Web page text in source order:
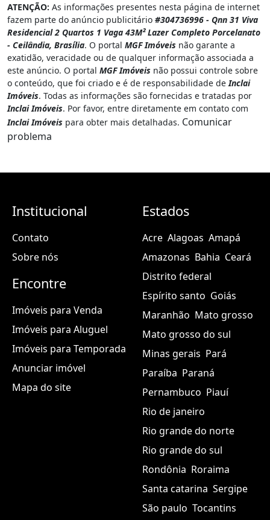
ATENÇÃO: As informações presentes nesta página de internet
fazem parte do anúncio publicitário #304736996 - Qnn 31 Viva
Residencial 2 Quartos 1 Vaga 43M² Lazer Completo Porcelanato
- Ceilândia, Brasília. O portal MGF Imóveis não garante a
exatidão, veracidade ou de qualquer informação associada a
este anúncio. O portal MGF Imóveis não possui controle sobre
o conteúdo, que foi criado e é de responsabilidade de Inclai
Imóveis. Todas as informações são fornecidas e tratadas por
Inclai Imóveis. Por favor, entre diretamente em contato com
Inclai Imóveis para obter mais detalhadas. Comunicar
problema
Institucional
Contato
Sobre nós
Encontre
Imóveis para Venda
Imóveis para Aluguel
Imóveis para Temporada
Anunciar imóvel
Mapa do site
Estados
Acre Alagoas Amapá
Amazonas Bahia Ceará
Distrito federal
Espírito santo Goiás
Maranhão Mato grosso
Mato grosso do sul
Minas gerais Pará
Paraíba Paraná
Pernambuco Piauí
Rio de janeiro
Rio grande do norte
Rio grande do sul
Rondônia Roraima
Santa catarina Sergipe
São paulo Tocantins